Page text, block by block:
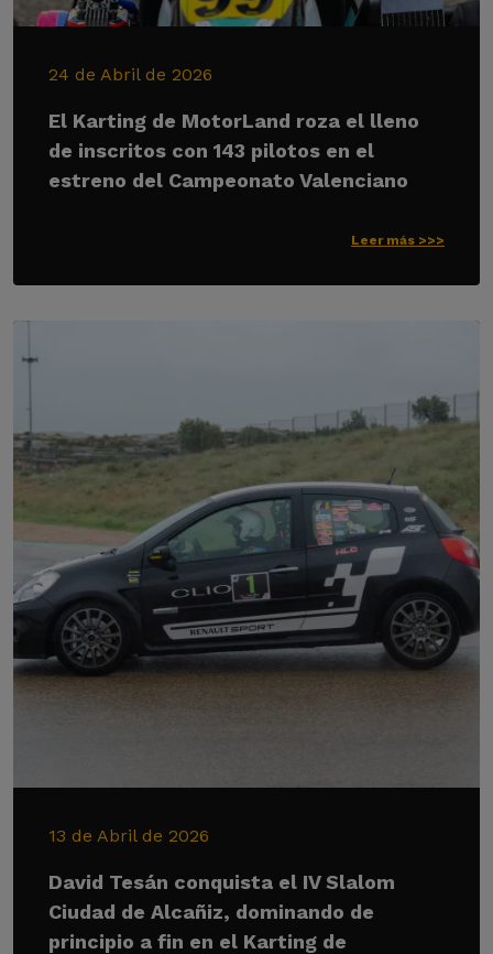
24 de Abril de 2026
El Karting de MotorLand roza el lleno
de inscritos con 143 pilotos en el
estreno del Campeonato Valenciano
Leer más >>>
13 de Abril de 2026
David Tesán conquista el IV Slalom
Ciudad de Alcañiz, dominando de
principio a fin en el Karting de